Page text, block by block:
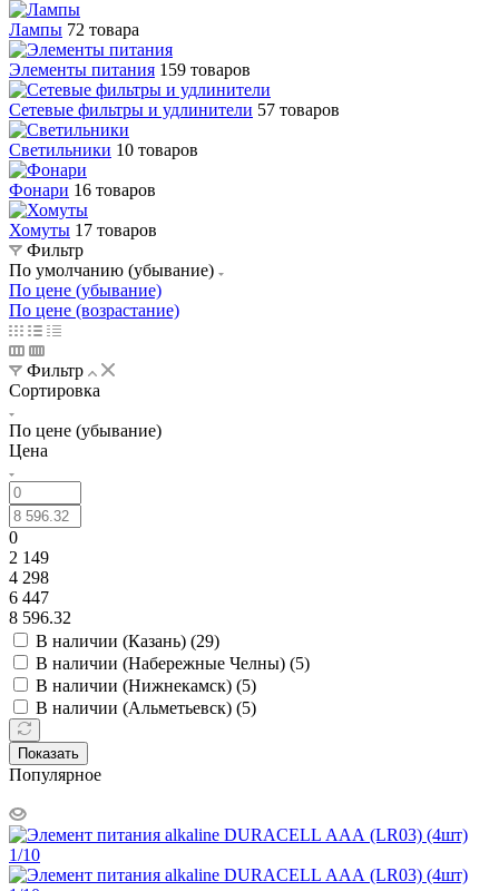
Лампы 72 товара
Элементы питания 159 товаров
Сетевые фильтры и удлинители 57 товаров
Светильники 10 товаров
Фонари 16 товаров
Хомуты 17 товаров
Фильтр
По умолчанию (убывание)
По цене (убывание)
По цене (возрастание)
Фильтр
Сортировка
По цене (убывание)
Цена
0
2 149
4 298
6 447
8 596.32
В наличии (Казань) (29)
В наличии (Набережные Челны) (5)
В наличии (Нижнекамск) (5)
В наличии (Альметьевск) (5)
Показать
Популярное